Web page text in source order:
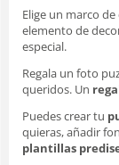
Elige un marco
elemento de
especial.
Regala un foto
queridos. Un
Puedes crear tu
quieras, añadir
plantillas